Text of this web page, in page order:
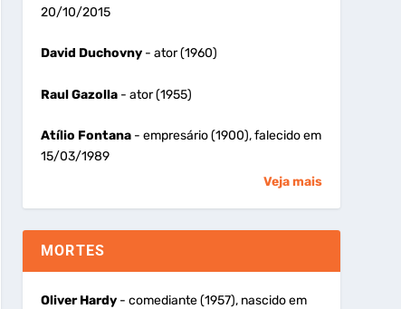
20/10/2015
David Duchovny- ator (1960)
Raul Gazolla- ator (1955)
Atílio Fontana- empresário (1900), falecido em
15/03/1989
Veja mais
MORTES
Oliver Hardy- comediante (1957), nascido em